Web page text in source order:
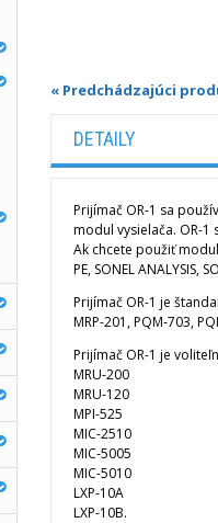
« Predchádzajúci
DETAILY
Prijímač OR-1 sa
modul vysielača. OR-1
Ak chcete použiť
PE, SONEL
Prijímač OR-1 je
MRP-201, PQM-703,
Prijímač OR-1 je
MRU-200
MRU-120
MPI-525
MIC-2510
MIC-5005
MIC-5010
LXP-10A
LXP-10B.